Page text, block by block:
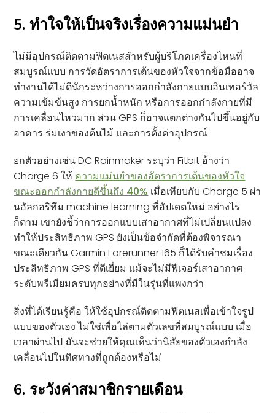
5. ทำใจให้เป็นจริงเรื่องความแม่นยำ
ไม่มีอุปกรณ์ติดตามฟิตเนสสำหรับผู้บริโภคเครื่องไหนที่
สมบูรณ์แบบ การวัดอัตราการเต้นของหัวใจจากข้อมืออาจ
ทำงานได้ไม่ดีนักระหว่างการออกกำลังกายแบบอินเทอร์วัล
ความเข้มข้นสูง การยกน้ำหนัก หรือการออกกำลังกายที่มี
การเคลื่อนไหวมาก ส่วน GPS ก็อาจแตกต่างกันไปขึ้นอยู่กับ
อาคาร ร่มเงาของต้นไม้ และการตั้งค่าอุปกรณ์
ยกตัวอย่างเช่น DC Rainmaker ระบุว่า Fitbit อ้างว่า
Charge 6 ให้ ความแม่นยำของอัตราการเต้นของหัวใจ
ขณะออกกำลังกายดีขึ้นถึง 40% เมื่อเทียบกับ Charge 5 ผ่า
นอัลกอริทึม machine learning ที่อัปเดตใหม่ อย่างไร
ก็ตาม เขายังชี้ว่าการออกแบบเสาอากาศที่ไม่เปลี่ยนแปลง
ทำให้ประสิทธิภาพ GPS ยังเป็นข้อจำกัดที่ต้องพิจารณา
ขณะเดียวกัน Garmin Forerunner 165 ก็ได้รับคำชมเรื่อง
ประสิทธิภาพ GPS ที่ดีเยี่ยม แม้จะไม่มีฟีเจอร์เสาอากาศ
ระดับพรีเมียมครบทุกอย่างที่มีในรุ่นที่แพงกว่า
สิ่งที่ได้เรียนรู้คือ ให้ใช้อุปกรณ์ติดตามฟิตเนสเพื่อเข้าใจรูป
แบบของตัวเอง ไม่ใช่เพื่อไล่ตามตัวเลขที่สมบูรณ์แบบ เมื่อ
เวลาผ่านไป มันจะช่วยให้คุณเห็นว่านิสัยของตัวเองกำลัง
เคลื่อนไปในทิศทางที่ถูกต้องหรือไม่
6. ระวังค่าสมาชิกรายเดือน